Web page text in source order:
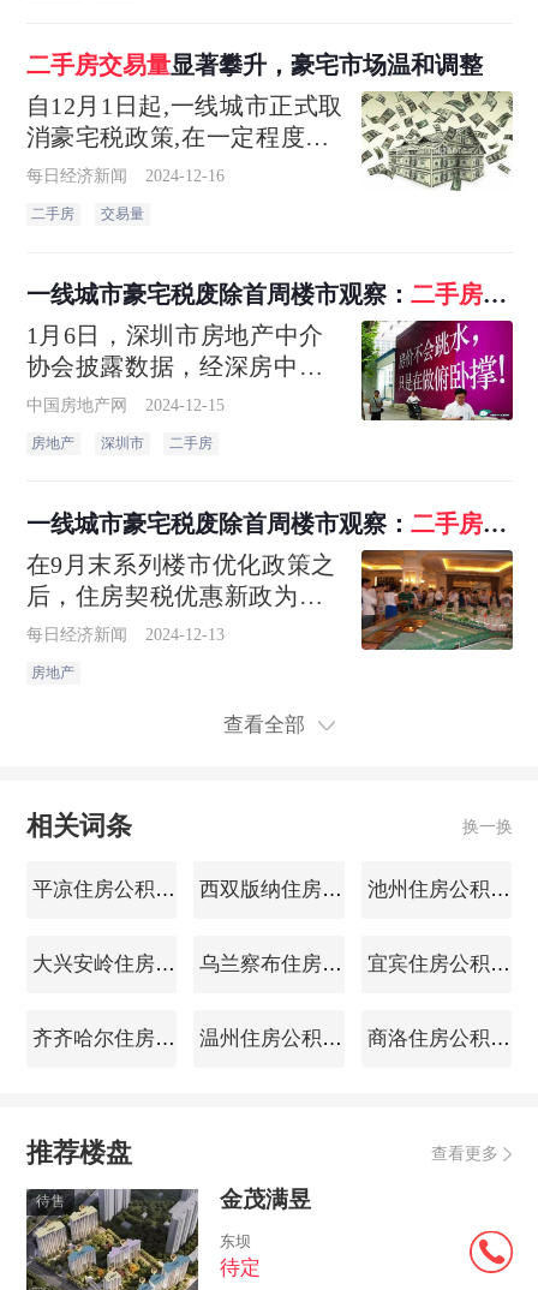
二手房交易量显著攀升，豪宅市场温和调整
自12月1日起,一线城市正式取
消豪宅税政策,在一定程度上
降低了购房者交易成本,提高
了市场活跃度。在采访中,北
影响有限,谈价空间明显变小
每日经济新闻 2024-12-16
二手房 交易量
一线城市豪宅税废除首周楼市观察： 二手房交
易量显著攀升
1月6日，深圳市房地产中介
协会披露数据，经深房中协
统计，2025年第1周全市二手
需求得到充分释放，近期二
手房市场呈现波动下滑的运
行态势
中国房地产网 2024-12-15
房地产 深圳市 二手房
一线城市豪宅税废除首周楼市观察： 二手房交
易量显著攀升
在9月末系列楼市优化政策之
后，住房契税优惠新政为楼
市再添一把火
每日经济新闻 2024-12-13
房地产
查看全部
相关词条 换一换
平凉住房公积金查询 西双版纳住房公积金查询 池州住房公积金查询
大兴安岭住房公积金查询 乌兰察布住房公积金查询 宜宾住房公积金查询
齐齐哈尔住房公积金查询 温州住房公积金查询 商洛住房公积金查询
推荐楼盘 查看更多
待售 金茂满昱
东坝
待定